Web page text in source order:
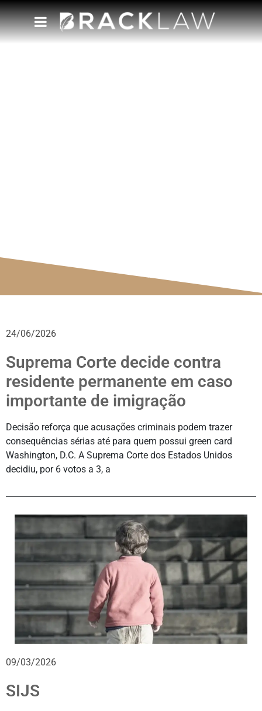
24/06/2026
Suprema Corte decide contra
residente permanente em caso
importante de imigração
Decisão reforça que acusações criminais podem trazer
consequências sérias até para quem possui green card
Washington, D.C. A Suprema Corte dos Estados Unidos
decidiu, por 6 votos a 3, a
09/03/2026
SIJS